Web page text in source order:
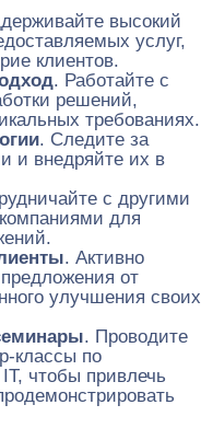
высокий
услуг,
клиентов.
. Работайте с
решений,
требованиях.
. Следите за
и внедряйте их в
с другими
для
. Активно
от
улучшения своих
. Проводите
классы по
чтобы привлечь